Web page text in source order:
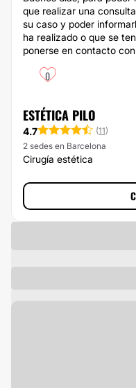
que realizar una
su caso y poder
ha realizado o que se
ponerse en contacto
0
ESTÉTICA PILO
4.7 (11)
2 sedes en Barcelona
Cirugía estética